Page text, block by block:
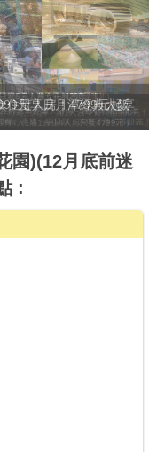
元享日月潭經典大飯
園)(12月底前迷
: